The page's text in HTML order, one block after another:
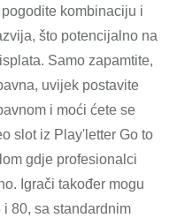
kombinaciju i
što potencijalno na
Samo zapamtite,
uvijek postavite
i moći ćete se
slot iz Play'letter Go to
gdje profesionalci
Igrači također mogu
80, sa standardnim